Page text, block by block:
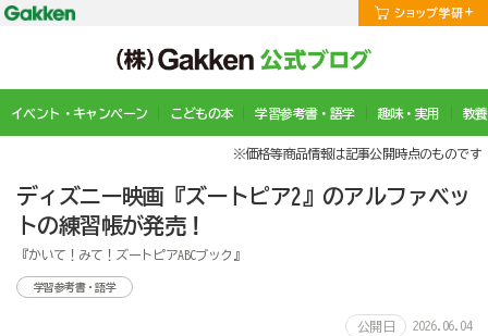
イベント・キャンペーン こどもの本 学習参考書・語学 趣味・実用 教
※価格等商品情報は記事公開時点のものです
ディズニー映画『ズートピア2』のアルファベッ
トの練習帳が発売！
『かいて！みて！ズートピアABCブック』
学習参考書・語学
公開日 2026.06.04